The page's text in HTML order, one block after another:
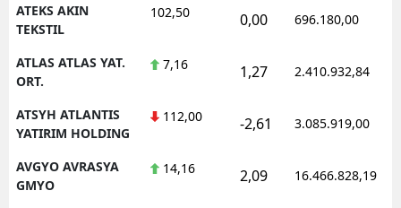
ATEKS AKIN
TEKSTIL
102,50 0,00 696.180,00
ATLAS ATLAS YAT.
ORT.
7,16 1,27 2.410.932,84
ATSYH ATLANTIS
YATIRIM HOLDING
112,00 -2,61 3.085.919,00
AVGYO AVRASYA
GMYO
14,16 2,09 16.466.828,19